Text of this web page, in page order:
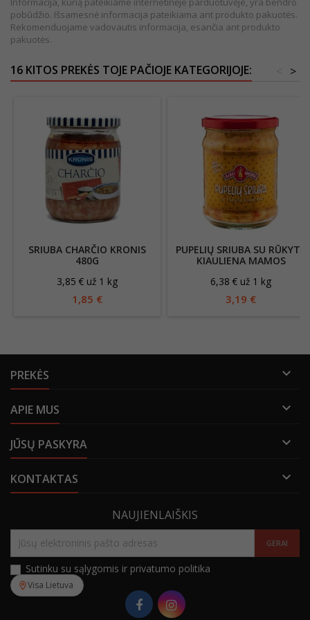
pobūdžio. Išsamesnė informacija pateikiama ant produkto pakuotės.
Rekomenduojame vadovautis informacija, esančia ant produkto
pakuotės.
16 KITOS PREKĖS TOJE PAČIOJE KATEGORIJOJE: >
SRIUBA CHARČIO KRONIS
480G
3,85 € už 1 kg
1,85 €
PUPELIŲ SRIUBA SU RŪKYTA
KIAULIENA MAMOS
6,38 € už 1 kg
3,19 €
PREKĖS 
APIE MUS 
JŪSŲ PASKYRA 
KONTAKTAS 
NAUJIENLAIŠKIS
Sutinku su sąlygomis ir privatumo politika
FacebookInstagram
Visa Lietuva